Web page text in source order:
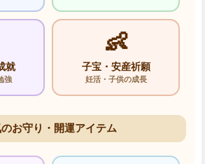
就
強
👶
子宝・安産祈願
妊活・子供の成長
のお守り・開運アイテム